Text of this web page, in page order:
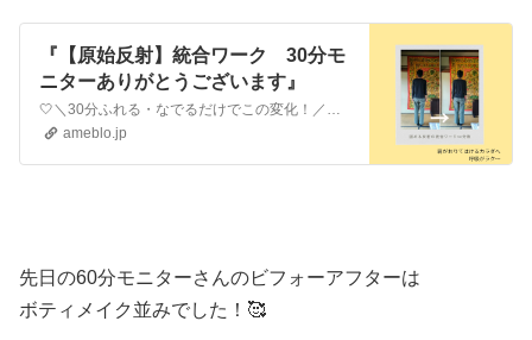
『【原始反射】統合ワーク 30分モ
ニターありがとうございます』
🤍＼30分ふれる・なでるだけでこの変化！／固める反射の統合ワークの30分体験モニターありがとうございました😊 セッションの変化として私も含め、皆さんに共…
ameblo.jp
先日の60分モニターさんのビフォーアフターは
ボティメイク並みでした！🥰